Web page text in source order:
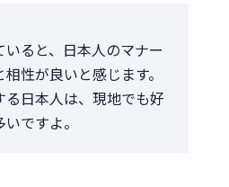
ると、日本人のマナー
性が良いと感じます。
日本人は、現地でも好
ですよ。